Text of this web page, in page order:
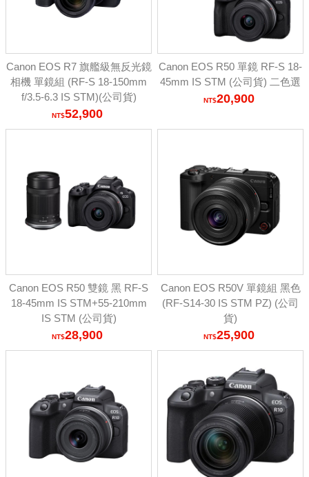
Canon EOS R7 旗艦級無反光鏡
相機 單鏡組 (RF-S 18-150mm
f/3.5-6.3 IS STM)(公司貨)
52,900
Canon EOS R50 單鏡 RF-S 18-
45mm IS STM (公司貨) 二色選
20,900
Canon EOS R50 雙鏡 黑 RF-S
18-45mm IS STM+55-210mm
IS STM (公司貨)
28,900
Canon EOS R50V 單鏡組 黑色
(RF-S14-30 IS STM PZ) (公司
貨)
25,900